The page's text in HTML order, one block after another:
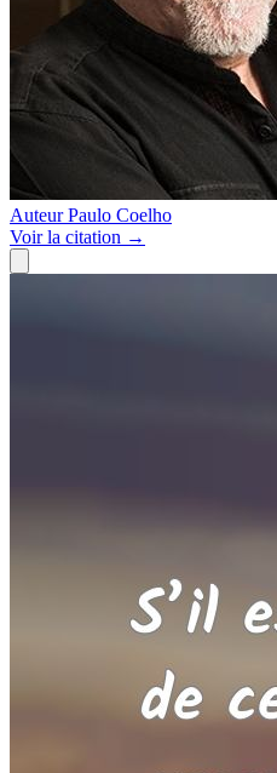
Auteur Paulo Coelho
Voirla citation →